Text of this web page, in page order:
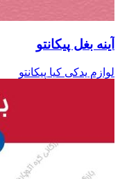
آینه بغل پیکانتو
لوازم یدکی کیا پیکانتو